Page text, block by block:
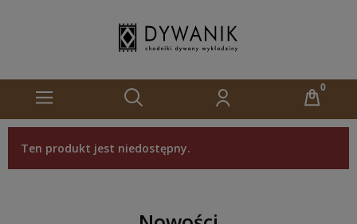
Ten produkt jest niedostępny.